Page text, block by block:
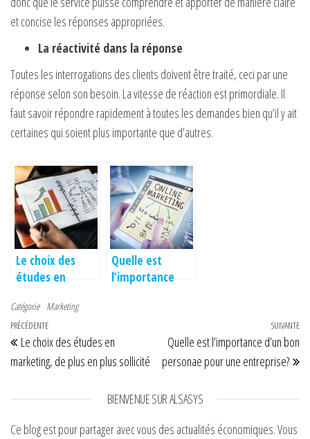
et concise les réponses appropriées.
La réactivité dans la réponse
Toutes les interrogations des clients doivent être traité, ceci par une
réponse selon son besoin. La vitesse de réaction est primordiale. Il
faut savoir répondre rapidement à toutes les demandes bien qu’il y ait
certaines qui soient plus importante que d’autres.
Le choix des
études en
plus en plus
sollicité
Quelle est
l’importance
Catégorie Marketing
Navigation de l’article
Article précédent
PRÉCÉDENTE
Le choix des études en
marketing, de plus en plus sollicité
SUIVANTE
Quelle est l’importance d’un bon
personae pour une entreprise?
BIENVENUE SUR ALSASYS
Ce blog est pour partager avec vous des actualités économiques. Vous